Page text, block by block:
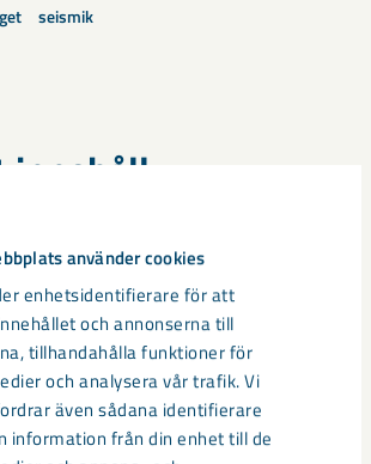
använder cookies
enhetsidentifierare för att
och annonserna till
tillhandahålla funktioner för
och analysera vår trafik. Vi
även sådana identifierare
information från din enhet till de
seismik
innehåll